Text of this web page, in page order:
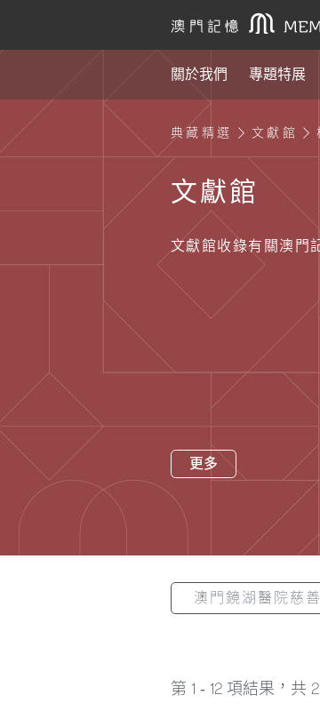
關於我們 專題特展
典藏精選 文獻館
文獻館
文獻館收錄有關澳門
更多
澳門鏡湖醫院慈
第 1 - 12 項結果，共